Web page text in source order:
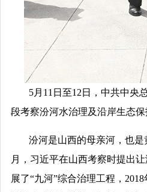
5月11日至12日，中共中央
段考察汾河水治理及沿岸生态
汾河是山西的母亲河，也
月，习近平在山西考察时提出
展了“九河”综合治理工程，